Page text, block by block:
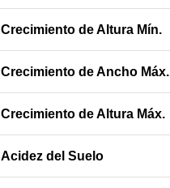
Crecimiento de Altura Mín.
Crecimiento de Ancho Máx.
Crecimiento de Altura Máx.
Acidez del Suelo